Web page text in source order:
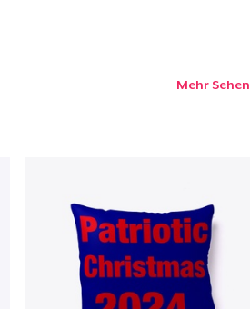
Mehr Sehen